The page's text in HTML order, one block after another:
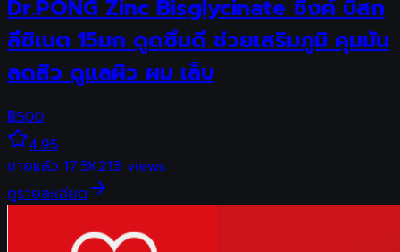
Dr.PONG Zinc Bisglycinate ซิงค์ บิสก
ลีซิเนต 15มก ดูดซึมดี ช่วยเสริมภูมิ คุมมัน
ลดสิว ดูแลผิว ผม เล็บ
฿500
4.95
ขายแล้ว17.5K213views
ดูรายละเอียด